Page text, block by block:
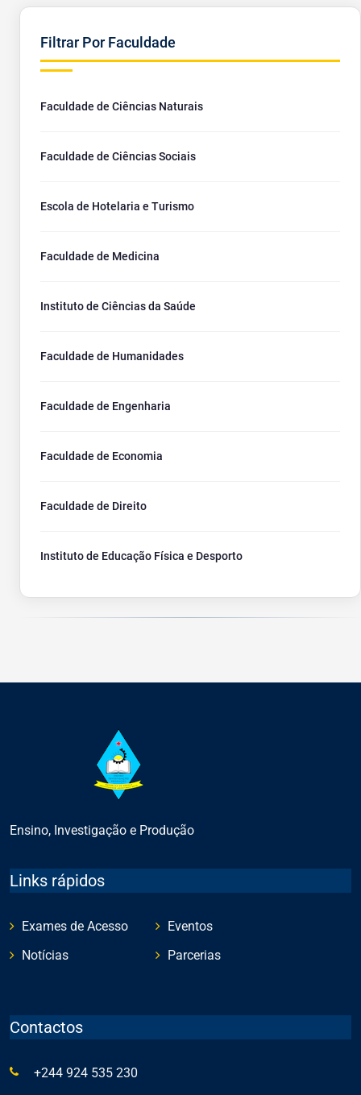
Filtrar Por Faculdade
Faculdade de Ciências Naturais
Faculdade de Ciências Sociais
Escola de Hotelaria e Turismo
Faculdade de Medicina
Instituto de Ciências da Saúde
Faculdade de Humanidades
Faculdade de Engenharia
Faculdade de Economia
Faculdade de Direito
Instituto de Educação Física e Desporto
Ensino, Investigação e Produção
Links rápidos
Exames de Acesso
Notícias
Eventos
Parcerias
Contactos
+244 924 535 230